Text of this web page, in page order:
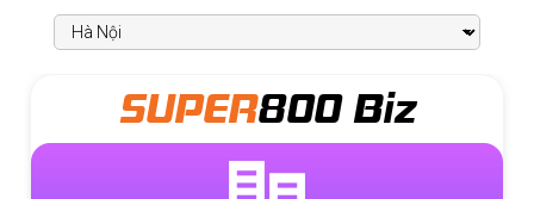
SUPER800 Biz